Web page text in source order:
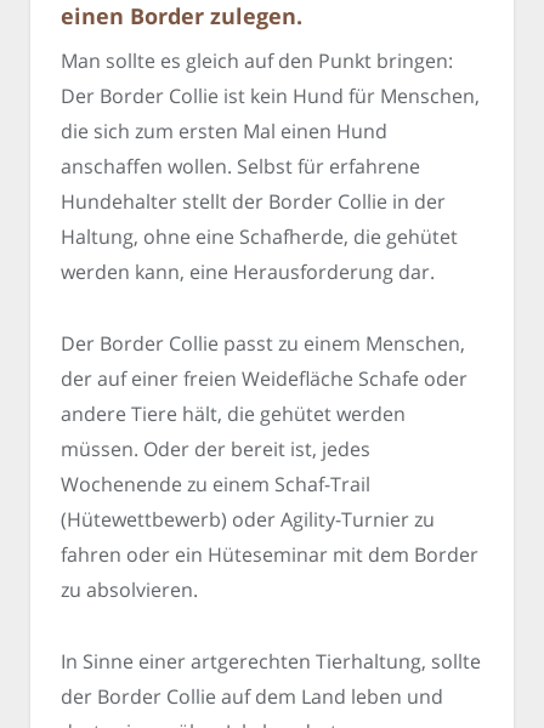
einen Border zulegen.
Man sollte es gleich auf den Punkt bringen:
Der Border Collie ist kein Hund für Menschen,
die sich zum ersten Mal einen Hund
anschaffen wollen. Selbst für erfahrene
Hundehalter stellt der Border Collie in der
Haltung, ohne eine Schafherde, die gehütet
werden kann, eine Herausforderung dar.
Der Border Collie passt zu einem Menschen,
der auf einer freien Weidefläche Schafe oder
andere Tiere hält, die gehütet werden
müssen. Oder der bereit ist, jedes
Wochenende zu einem Schaf-Trail
(Hütewettbewerb) oder Agility-Turnier zu
fahren oder ein Hüteseminar mit dem Border
zu absolvieren.
In Sinne einer artgerechten Tierhaltung, sollte
der Border Collie auf dem Land leben und